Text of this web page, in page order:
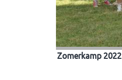
Zomerkamp 2022